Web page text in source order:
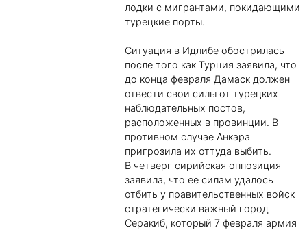
лодки с мигрантами, покидающими
турецкие порты.
Ситуация в Идлибе обострилась
после того как Турция заявила, что
до конца февраля Дамаск должен
отвести свои силы от турецких
наблюдательных постов,
расположенных в провинции. В
противном случае Анкара
пригрозила их оттуда выбить.
В четверг сирийская оппозиция
заявила, что ее силам удалось
отбить у правительственных войск
стратегически важный город
Серакиб, который 7 февраля армия